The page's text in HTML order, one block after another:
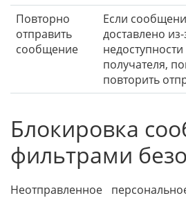
Повторно
отправить
сообщение
Если
доставлено
получателя,
повторить
Блокировка
фильтрами
Неотправленное